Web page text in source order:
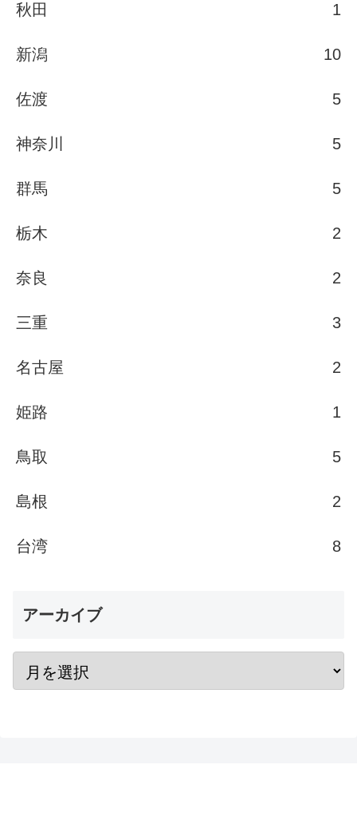
秋田 1
新潟 10
佐渡 5
神奈川 5
群馬 5
栃木 2
奈良 2
三重 3
名古屋 2
姫路 1
鳥取 5
島根 2
台湾 8
アーカイブ